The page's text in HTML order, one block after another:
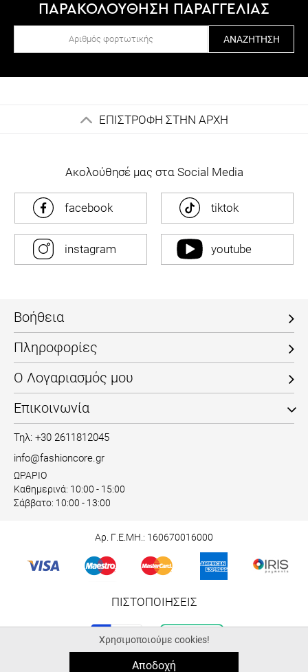
ΠΑΡΑΚΟΛΟΥΘΗΣΗ ΠΑΡΑΓΓΕΛΙΑΣ
ΑΝΑΖΉΤΗΣΗ
ΕΠΙΣΤΡΟΦΗ ΣΤΗΝ ΑΡΧΗ
Ακολούθησέ μας στα Social Media
facebook tiktok
instagram youtube
Βοήθεια
Πληροφορίες
Ο Λογαριασμός μου
Επικοινωνία
Τηλ: +30 2611812045
info@fashioncore.gr
ΩΡΑΡΙΟ
Καθημερινά: 10:00 - 15:00
Σάββατο: 10:00 - 13:00
Αρ. Γ.Ε.ΜΗ.: 160670016000
ΠΙΣΤΟΠΟΙΗΣΕΙΣ
© 2026 fashioncore.gr
Χρησιμοποιούμε cookies!
Αποδοχή